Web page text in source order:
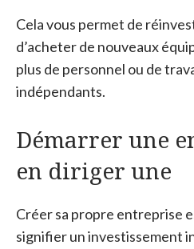
Cela vous permet de
d’acheter de nouveaux
plus de personnel ou de
indépendants.
Démarrer une
en diriger une
Créer sa propre entreprise
signifier un investissement